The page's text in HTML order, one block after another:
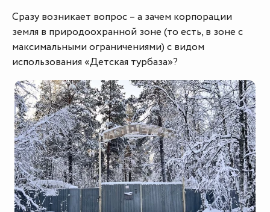
Сразу возникает вопрос – а зачем корпорации
земля в природоохранной зоне (то есть, в зоне с
максимальными ограничениями) с видом
использования «Детская турбаза»?